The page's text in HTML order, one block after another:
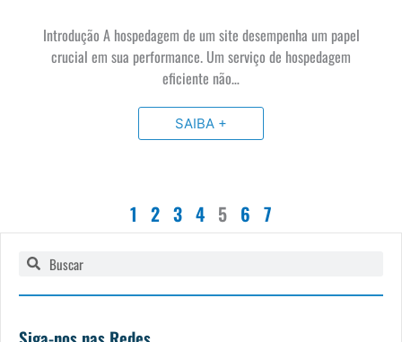
Introdução A hospedagem de um site desempenha um papel
crucial em sua performance. Um serviço de hospedagem
eficiente não…
SAIBA +
1 2 3 4 5 6 7
Pesquisar
Pesquisar